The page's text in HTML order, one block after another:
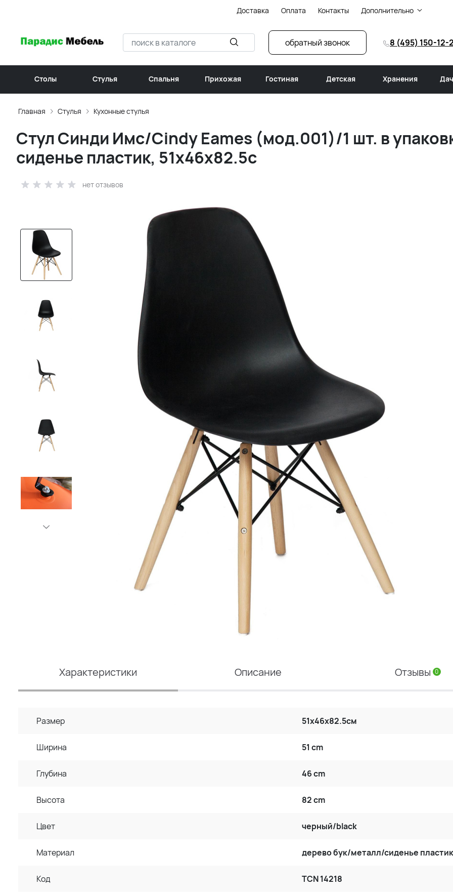
Доставка Оплата Контакты Дополнительно
обратный звонок 8 (495) 150-12-
Столы Стулья Спальня Прихожая Гостиная Детская Хранения
Главная Стулья Кухонные стулья
Стул Синди Имс/Cindy Eames (мод.001)/1 шт. в
сиденье пластик, 51х46х82.5с
нет отзывов
Характеристики Описание Отзывы 0
Размер 51x46x82.5см
Ширина 51 cm
Глубина 46 cm
Высота 82 cm
Цвет черный/black
Материал дерево бук/металл/сиденье пластик
Код TCN 14218